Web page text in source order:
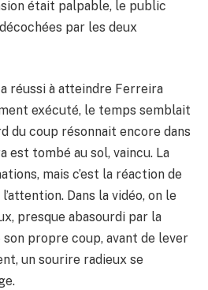
était palpable, le public
par les deux
a réussi à atteindre Ferreira
exécuté, le temps semblait
du coup résonnait encore dans
est tombé au sol, vaincu. La
mais c’est la réaction de
Dans la vidéo, on le
presque abasourdi par la
propre coup, avant de lever
un sourire radieux se